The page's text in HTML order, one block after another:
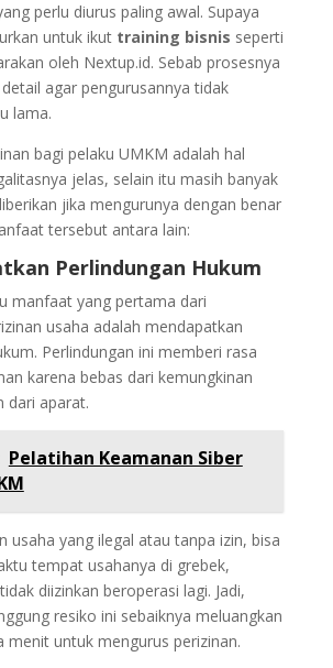
perlu diurus paling awal. Supaya
untuk ikut training bisnis seperti
oleh Nextup.id. Sebab prosesnya
agar pengurusannya tidak
lama.
bagi pelaku UMKM adalah hal
jelas, selain itu masih banyak
jika mengurunya dengan benar
tersebut antara lain:
Perlindungan Hukum
manfaat yang pertama dari
usaha adalah mendapatkan
Perlindungan ini memberi rasa
karena bebas dari kemungkinan
dari aparat.
Pelatihan Keamanan Siber
usaha yang ilegal atau tanpa izin, bisa
tempat usahanya di grebek,
diizinkan beroperasi lagi. Jadi,
resiko ini sebaiknya meluangkan
menit untuk mengurus perizinan.